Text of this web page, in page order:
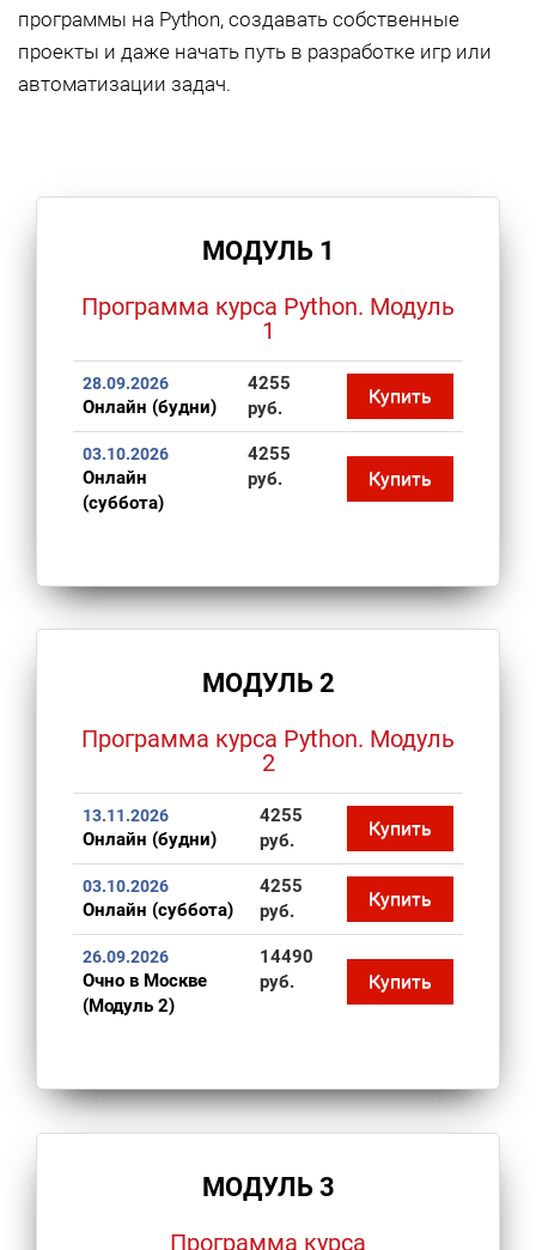
программы на Python, создавать собственные
проекты и даже начать путь в разработке игр или
автоматизации задач.
МОДУЛЬ 1
Программа курса Python. Модуль
1
28.09.2026
Онлайн (будни)
4255
руб.
Купить
03.10.2026
Онлайн
(суббота)
4255
руб.
Купить
МОДУЛЬ 2
Программа курса Python. Модуль
2
13.11.2026
Онлайн (будни)
4255
руб.
Купить
03.10.2026
Онлайн (суббота)
4255
руб.
Купить
26.09.2026
Очно в Москве
(Модуль 2)
14490
руб.
Купить
МОДУЛЬ 3
Программа курса